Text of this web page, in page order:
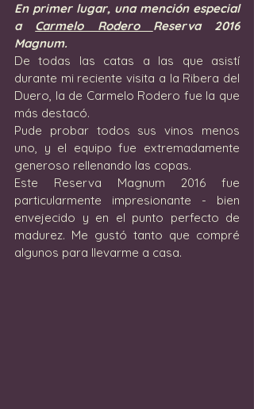
En primer lugar, una mención especial
a Carmelo Rodero Reserva 2016
Magnum.
De todas las catas a las que asistí
durante mi reciente visita a la Ribera del
Duero, la de Carmelo Rodero fue la que
más destacó.
Pude probar todos sus vinos menos
uno, y el equipo fue extremadamente
generoso rellenando las copas.
Este Reserva Magnum 2016 fue
particularmente impresionante - bien
envejecido y en el punto perfecto de
madurez. Me gustó tanto que compré
algunos para llevarme a casa.